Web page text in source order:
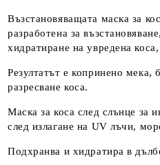
Възстановяващата маска за
разработена за
хидратиране на увредена
Резултатът е копринено мека,
разресване коса.
Маска за коса след слънце за
след излагане на UV лъчи,
Подхранва и хидратира в